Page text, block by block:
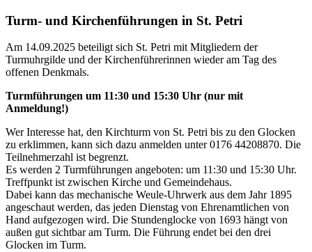
Turm- und Kirchenführungen in St. Petri
Am 14.09.2025 beteiligt sich St. Petri mit Mitgliedern der
Turmuhrgilde und der Kirchenführerinnen wieder am Tag des
offenen Denkmals.
Turmführungen um 11:30 und 15:30 Uhr (nur mit
Anmeldung!)
Wer Interesse hat, den Kirchturm von St. Petri bis zu den Glocken
zu erklimmen, kann sich dazu anmelden unter 0176 44208870. Die
Teilnehmerzahl ist begrenzt.
Es werden 2 Turmführungen angeboten: um 11:30 und 15:30 Uhr.
Treffpunkt ist zwischen Kirche und Gemeindehaus.
Dabei kann das mechanische Weule-Uhrwerk aus dem Jahr 1895
angeschaut werden, das jeden Dienstag von Ehrenamtlichen von
Hand aufgezogen wird. Die Stundenglocke von 1693 hängt von
außen gut sichtbar am Turm. Die Führung endet bei den drei
Glocken im Turm.